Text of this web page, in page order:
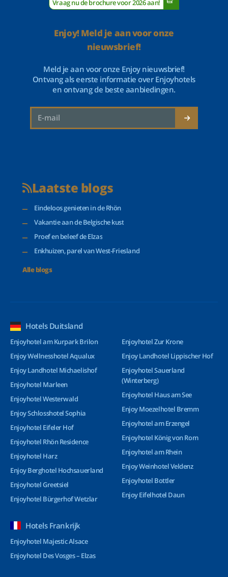
Vraag nu de brochure voor 2026 aan!
Enjoy! Meld je aan voor onze
nieuwsbrief!
Meld je aan voor onze Enjoy nieuwsbrief!
Ontvang als eerste informatie over Enjoyhotels
en ontvang de beste aanbiedingen.
Laatste blogs
Eindeloos genieten in de Rhön
Vakantie aan de Belgische kust
Proef en beleef de Elzas
Enkhuizen, parel van West-Friesland
Alle blogs
Hotels Duitsland
Enjoyhotel am Kurpark Brilon
Enjoy Wellnesshotel Aqualux
Enjoy Landhotel Michaelishof
Enjoyhotel Marleen
Enjoyhotel Westerwald
Enjoy Schlosshotel Sophia
Enjoyhotel Eifeler Hof
Enjoyhotel Rhön Residence
Enjoyhotel Harz
Enjoy Berghotel Hochsauerland
Enjoyhotel Greetsiel
Enjoyhotel Bürgerhof Wetzlar
Enjoyhotel Zur Krone
Enjoy Landhotel Lippischer Hof
Enjoyhotel Sauerland
(Winterberg)
Enjoyhotel Haus am See
Enjoy Moezelhotel Bremm
Enjoyhotel am Erzengel
Enjoyhotel König von Rom
Enjoyhotel am Rhein
Enjoy Weinhotel Veldenz
Enjoyhotel Bottler
Enjoy Eifelhotel Daun
Hotels Frankrijk
Enjoyhotel Majestic Alsace
Enjoyhotel Des Vosges – Elzas